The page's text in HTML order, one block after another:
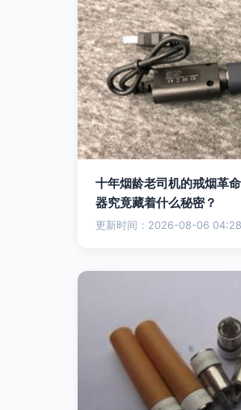
十年烟龄老司机的戒烟革
器究竟藏着什么秘密？
更新时间：2026-08-06